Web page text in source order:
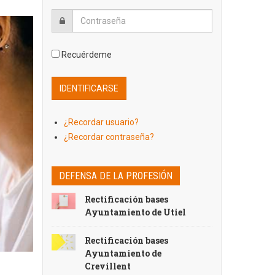
Recuérdeme
¿Recordar usuario?
¿Recordar contraseña?
DEFENSA DE LA PROFESIÓN
Rectificación bases
Ayuntamiento de Utiel
Rectificación bases
Ayuntamiento de
Crevillent